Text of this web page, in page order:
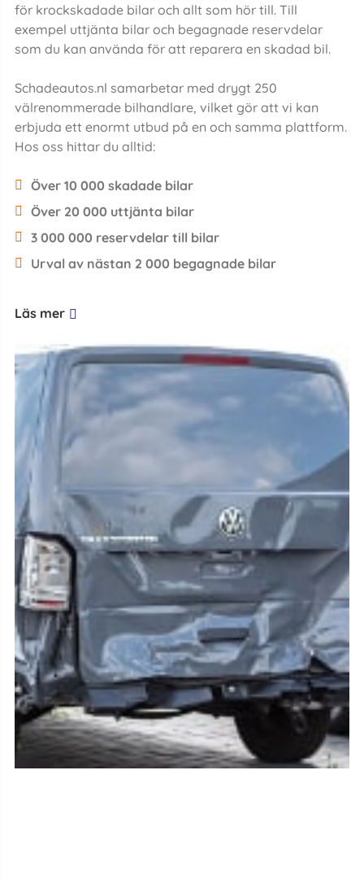
för krockskadade bilar och allt som hör till. Till
exempel uttjänta bilar och begagnade reservdelar
som du kan använda för att reparera en skadad bil.
Schadeautos.nl samarbetar med drygt 250
välrenommerade bilhandlare, vilket gör att vi kan
erbjuda ett enormt utbud på en och samma plattform.
Hos oss hittar du alltid:
Över 10 000 skadade bilar
Över 20 000 uttjänta bilar
3 000 000 reservdelar till bilar
Urval av nästan 2 000 begagnade bilar
Läs mer